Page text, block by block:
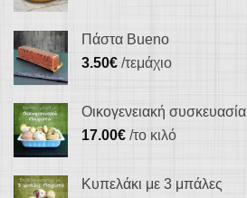
Πάστα Bueno
3.50€ /τεμάχιο
Οικογενειακή συσκευασία
17.00€ /το κιλό
Κυπελάκι με 3 μπάλες